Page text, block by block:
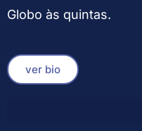
Globo às quintas.
ver bio